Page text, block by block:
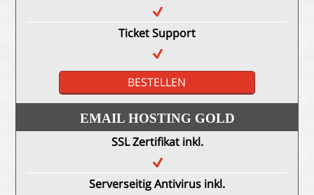
Ticket Support
BESTELLEN
EMAIL HOSTING GOLD
SSL Zertifikat inkl.
Serverseitig Antivirus inkl.